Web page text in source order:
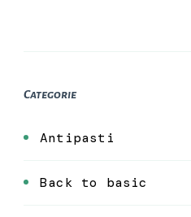
Categorie
Antipasti
Back to basic